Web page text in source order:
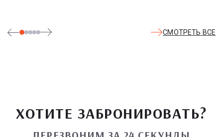
СМОТРЕТЬ ВСЕ
ХОТИТЕ ЗАБРОНИРОВАТЬ?